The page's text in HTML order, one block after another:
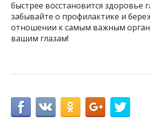
быстрее восстановится здоровье
забывайте о профилактике и
отношении к самым важным
вашим глазам!